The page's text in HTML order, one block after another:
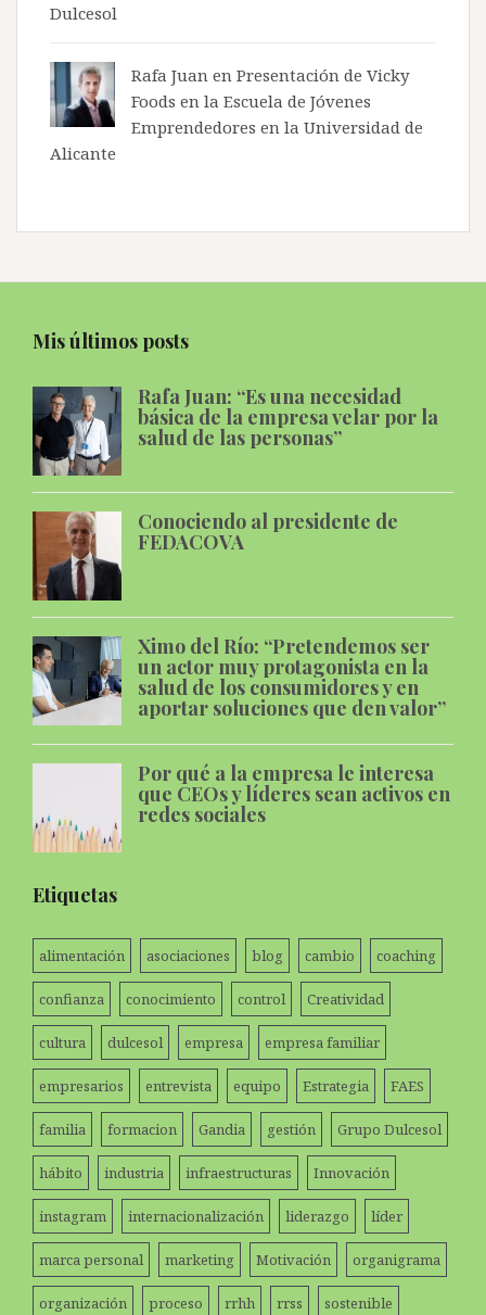
Dulcesol
Rafa Juan en Presentación de Vicky
Foods en la Escuela de Jóvenes
Emprendedores en la Universidad de
Alicante
Mis últimos posts
Rafa Juan: “Es una necesidad
básica de la empresa velar por la
salud de las personas”
Conociendo al presidente de
FEDACOVA
Ximo del Río: “Pretendemos ser
un actor muy protagonista en la
salud de los consumidores y en
aportar soluciones que den valor”
Por qué a la empresa le interesa
que CEOs y líderes sean activos en
redes sociales
Etiquetas
alimentación asociaciones blog cambio coaching
confianza conocimiento control Creatividad
cultura dulcesol empresa empresa familiar
empresarios entrevista equipo Estrategia FAES
familia formacion Gandia gestión Grupo Dulcesol
hábito industria infraestructuras Innovación
instagram internacionalización liderazgo líder
marca personal marketing Motivación organigrama
organización proceso rrhh rrss sostenible